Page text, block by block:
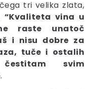
tri velika zlata,
“Kvaliteta vina u
raste unatoč
i nisu dobre za
tuče i ostalih
svim